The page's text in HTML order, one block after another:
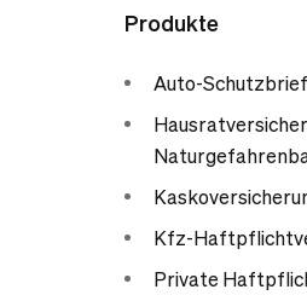
Produkte
Auto-Schutzbrief
Kfz-
Private